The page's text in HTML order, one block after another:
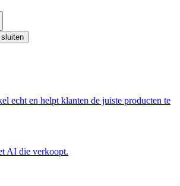
sluiten
echt en helpt klanten de juiste producten te
AI die verkoopt.